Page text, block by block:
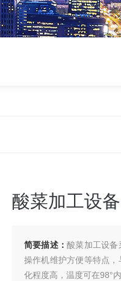
酸菜加工设备
简要描述：酸菜加工设备
操作机维护方便等特点
化程度高，温度可在98°